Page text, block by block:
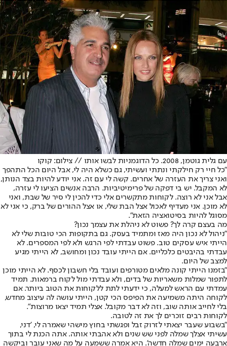
עם גלית גוטמן, 2008. כל הדוגמניות לבשו אותו // צילום: קוקו
"כל חיי רק חילקתי ונתתי ועשיתי, גם כשלא היה לי, אבל היום הכל התהפך
ואני צריך את העזרה של אחרים. קשה לי עם זה. אני יודע להיות בצד הנותן,
לא המקבל. יש בי דפקה של פרימיטיביות. הרבה אנשים הציעו לי עזרה,
אבל אני לא רוצה. לקוחות מתקשרים אלי כדי להכין לי סיר של שבת, ואני
לא מוכן. אני מעדיף לאכול אצל הבת שלי, או אצל ההורים של ברק, כי אני לא
מסוגל להיות בסיטואציה הזאת".
מה בעצם קרה לך? פשוט לא ניהלת את עצמך נכון?
"ניהול לא נכון היה מאז ומתמיד בעסק. גם בתקופות הכי טובות שלי לא
הייתי איש עסקים טוב. פשוט עבדתי לפי הרגש ולא לפי המספרים. לא
עבדתי בהיבטים כלכליים. אם הייתי עובד נכון ומחושב, לא הייתי מגיע
למצב של היום.
"בזמנו הייתי קונה מלאים מטורפים ועובד בלי חשבון לכסף. לא הייתי מוכן
לתפור שמלות משאריות של בדים, ולא עבדתי מול לקוח ברמאות. תמיד
עמדתי עם הראש למעלה, כי ידעתי לתת ללקוחות את הטוב ביותר. אם
לקוחה היתה משמיעה את הפיפס הכי קטן, הייתי עושה לה עיצוב מחדש,
בלי לחייב אותה שוב, וזה לא דבר מקובל. אצלי תמיד יצאו מרוצות".
לקוחות רבים זוכרים לך את זה לטובה.
"בשבוע שעבר יצאתי לזרוק זבל ופגשתי בחוץ מישהי שאמרה לי, 'דני,
עשיתי אצלך שמלה לפני שש שנים ולא אהבתי אותה. אתה הכנת לי בתוך
ארבעה ימים שמלה חדשה'. היא אמרה ששמעה על מה שאני עובר וביקשה